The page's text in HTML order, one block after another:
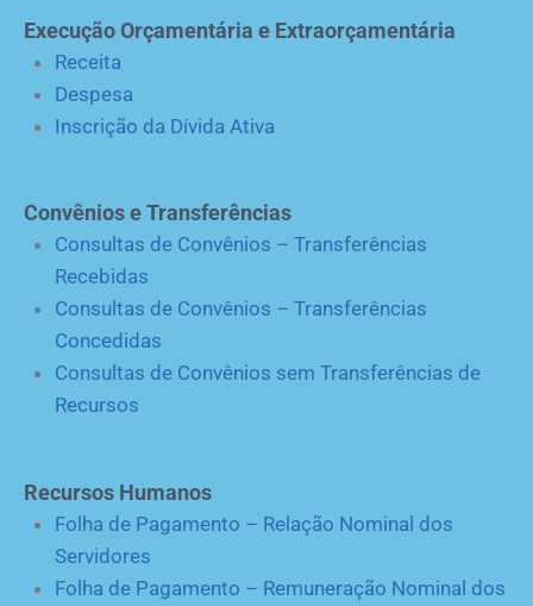
Execução Orçamentária e Extraorçamentária
Receita
Despesa
Inscrição da Dívida Ativa
Convênios e Transferências
Consultas de Convênios – Transferências
Recebidas
Consultas de Convênios – Transferências
Concedidas
Consultas de Convênios sem Transferências de
Recursos
Recursos Humanos
Folha de Pagamento – Relação Nominal dos
Servidores
Folha de Pagamento – Remuneração Nominal dos